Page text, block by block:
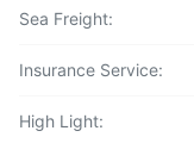
Sea Freight:
Insurance Service:
High Light: